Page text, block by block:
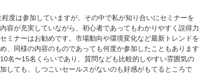
度は参加していますが、その中で私が知り合いにセミナーを
容が充実していながら、初心者であってもわかりやすく説得力
ミナーはお勧めです。市場動向や環境変化など最新トレンドを
、同様の内容のものであっても何度か参加したこともあります
名〜15名くらいであり、質問なども比較的しやすい雰囲気の
しても、しつこいセールスがないのも好感がもてるところで